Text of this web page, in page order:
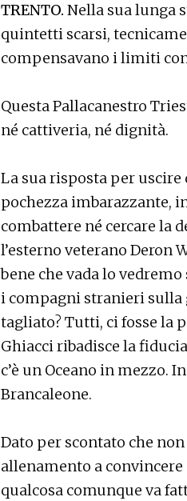
TRENTO. Nella sua lunga
quintetti scarsi,
compensavano i limiti
Questa Pallacanestro
né cattiveria, né dignità.
La sua risposta per
pochezza imbarazzante,
combattere né cercare la
l’esterno veterano Deron
bene che vada lo
i compagni stranieri sulla
tagliato? Tutti, ci fosse la
Ghiacci ribadisce la
c’è un Oceano in mezzo.
Brancaleone.
Dato per scontato che
allenamento a
qualcosa comunque va